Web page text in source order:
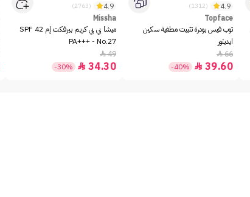
4.9
(1312)
Topface
توب فيس بودرة تثبيت مطفية سكين
ايديتور
66

39.60

-40%
4.9
(2763)
Missha
ميشا بي بي كريم بيرفكت إم SPF 42
PA+++ - No.27
49

34.30

-30%